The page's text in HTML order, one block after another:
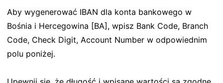
Aby wygenerować IBAN dla konta bankowego w
Bośnia i Hercegowina [BA], wpisz Bank Code, Branch
Code, Check Digit, Account Number w odpowiednim
polu poniżej.